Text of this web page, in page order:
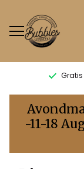
-11-18